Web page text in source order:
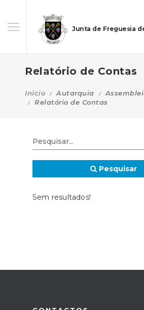
Junta de Freguesia
Relatório de Contas
Início Autarquia
Relatório de Contas
Pesquisar
Sem resultados!